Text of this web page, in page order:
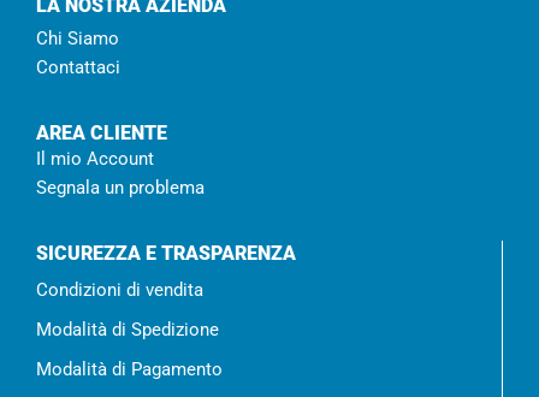
LA NOSTRA AZIENDA
Chi Siamo
Contattaci
AREA CLIENTE
Il mio Account
Segnala un problema
SICUREZZA E TRASPARENZA
Condizioni di vendita
Modalità di Spedizione
Modalità di Pagamento